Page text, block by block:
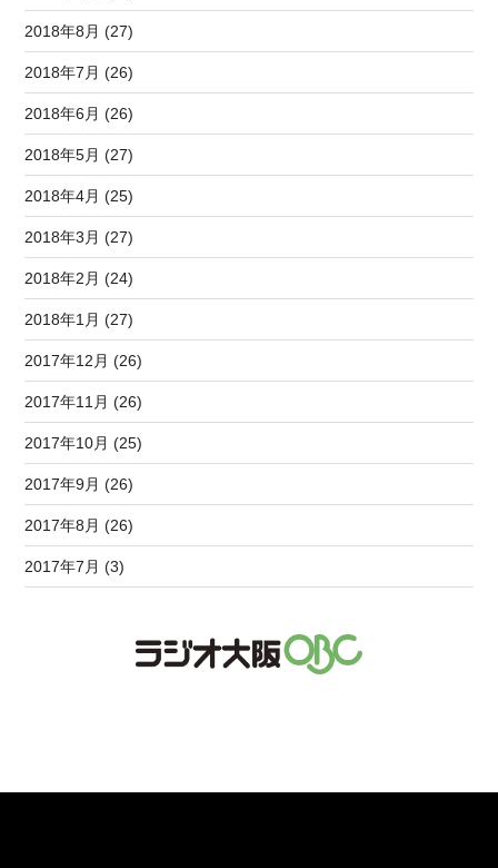
2018年8月 (27)
2018年7月 (26)
2018年6月 (26)
2018年5月 (27)
2018年4月 (25)
2018年3月 (27)
2018年2月 (24)
2018年1月 (27)
2017年12月 (26)
2017年11月 (26)
2017年10月 (25)
2017年9月 (26)
2017年8月 (26)
2017年7月 (3)